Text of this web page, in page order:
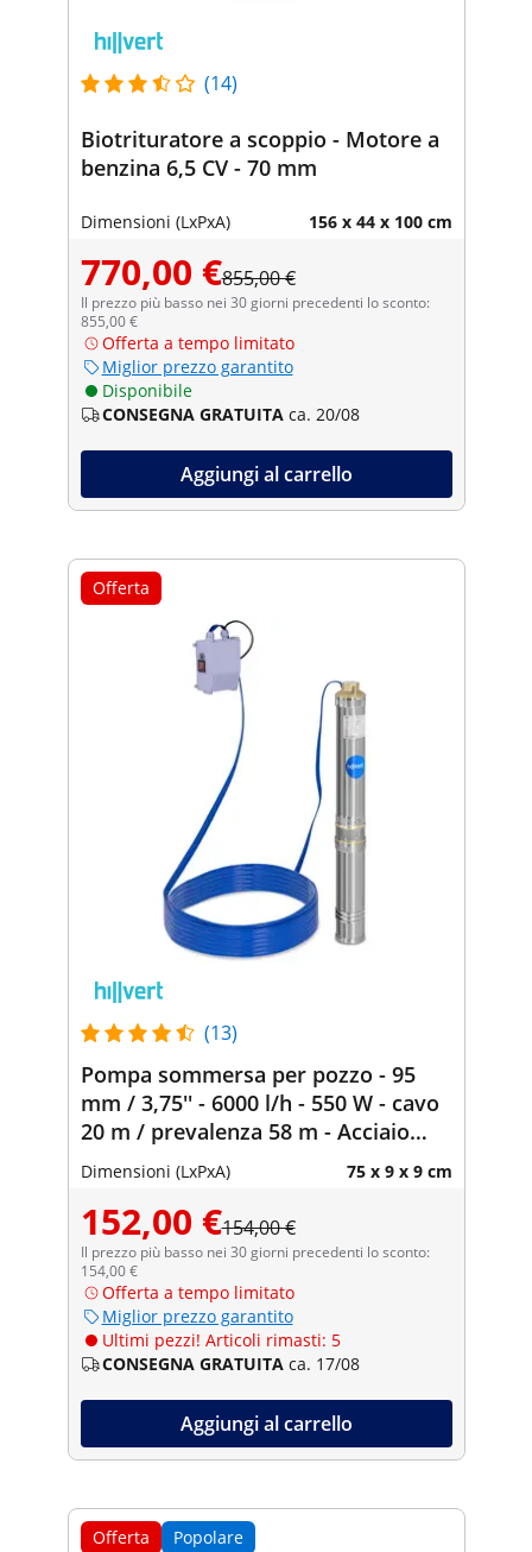
(14)
Biotrituratore a scoppio - Motore a
benzina 6,5 CV - 70 mm
Dimensioni (LxPxA) 156 x 44 x 100 cm
770,00 €855,00 €
Il prezzo più basso nei 30 giorni precedenti lo sconto:
855,00 €
Offerta a tempo limitato
Miglior prezzo garantito
Disponibile
CONSEGNA GRATUITA ca. 20/08
Aggiungi al carrello
Offerta
(13)
Pompa sommersa per pozzo - 95
mm / 3,75'' - 6000 l/h - 550 W - cavo
20 m / prevalenza 58 m - Acciaio
inox
Dimensioni (LxPxA) 75 x 9 x 9 cm
152,00 €154,00 €
Il prezzo più basso nei 30 giorni precedenti lo sconto:
154,00 €
Offerta a tempo limitato
Miglior prezzo garantito
Ultimi pezzi! Articoli rimasti: 5
CONSEGNA GRATUITA ca. 17/08
Aggiungi al carrello
Offerta Popolare